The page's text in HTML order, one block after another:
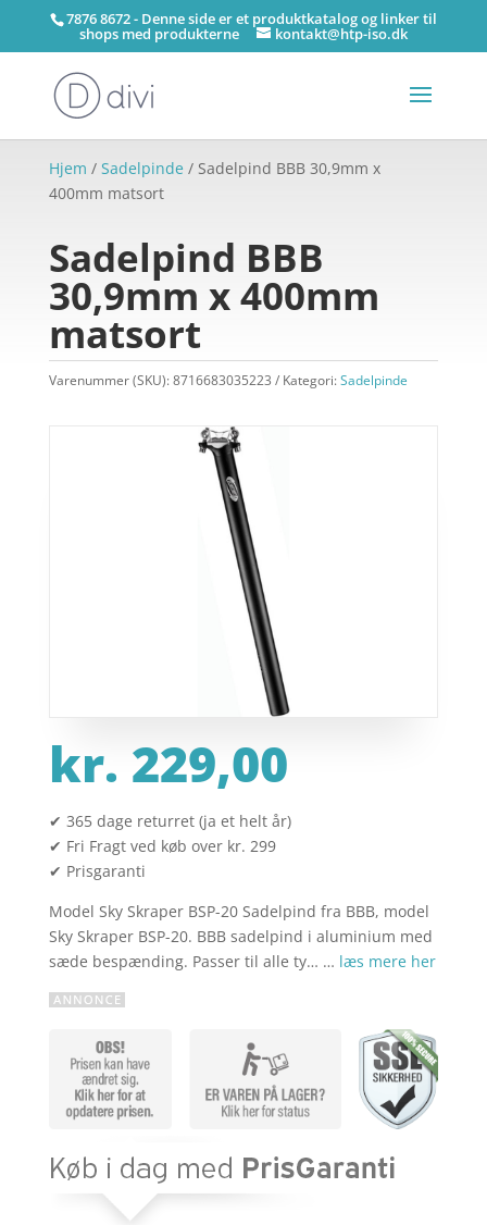
7876 8672 - Denne side er et produktkatalog og linker til
shops med produkterne kontakt@htp-iso.dk
Hjem / Sadelpinde / Sadelpind BBB 30,9mm x
400mm matsort
Sadelpind BBB
30,9mm x 400mm
matsort
Varenummer (SKU):8716683035223 Kategori:Sadelpinde
kr. 229,00
✔ 365 dage returret (ja et helt år)
✔ Fri Fragt ved køb over kr. 299
✔ Prisgaranti
Model Sky Skraper BSP-20 Sadelpind fra BBB, model
Sky Skraper BSP-20. BBB sadelpind i aluminium med
sæde bespænding. Passer til alle ty… … læs mere her